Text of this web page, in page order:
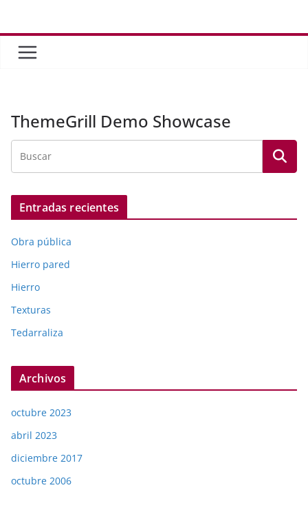
contenido
ThemeGrill Demo Showcase
Entradas recientes
Obra pública
Hierro pared
Hierro
Texturas
Tedarraliza
Archivos
octubre 2023
abril 2023
diciembre 2017
octubre 2006